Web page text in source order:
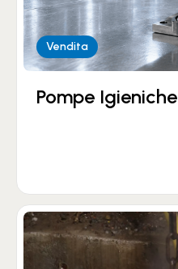
Vendita
Pompe Igieniche